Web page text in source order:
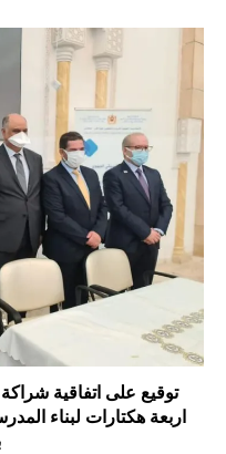
توقيع على اتفاقية
اربعة هكتارات لبناء